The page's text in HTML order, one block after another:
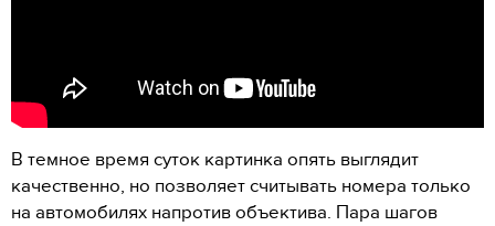
В темное время суток картинка опять выглядит
качественно, но позволяет считывать номера только
на автомобилях напротив объектива. Пара шагов